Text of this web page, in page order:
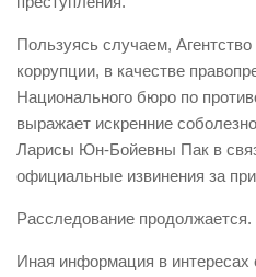
Пользуясь случаем,
коррупции, в качестве
Национального бюро по
выражает искренние
Ларисы Юн-Бойевны Пак в
официальные извинения за
Расследование продолжается.
Иная информация в